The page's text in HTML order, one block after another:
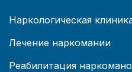
Наркологическая
Лечение наркомании
Реабилитация